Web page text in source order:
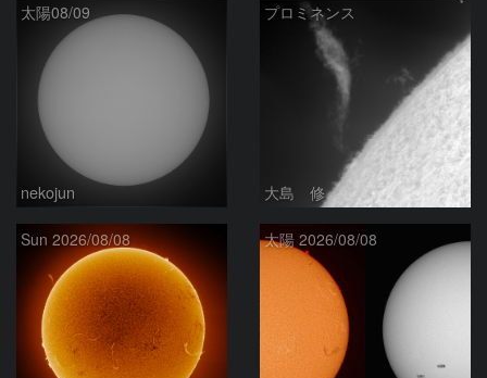
太陽08/09
nekojun
プロミネンス
大島 修
Sun 2026/08/08 太陽 2026/08/08